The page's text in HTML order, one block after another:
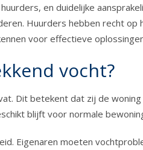
en duidelijke
Huurders hebben recht op
voor effectieve
vocht?
Dit betekent dat zij de
blijft voor normale
Eigenaren moeten